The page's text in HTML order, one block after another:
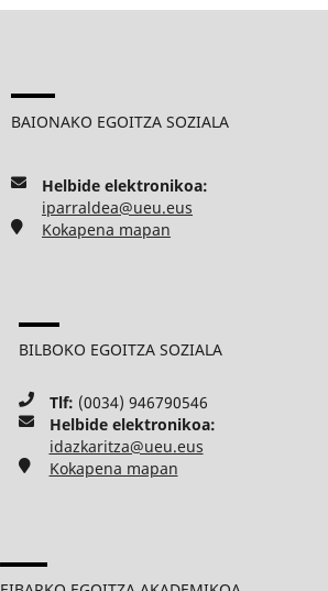
BAIONAKO EGOITZA SOZIALA
Helbide elektronikoa:
iparraldea@ueu.eus
Kokapena mapan
BILBOKO EGOITZA SOZIALA
Tlf: (0034) 946790546
Helbide elektronikoa:
idazkaritza@ueu.eus
Kokapena mapan